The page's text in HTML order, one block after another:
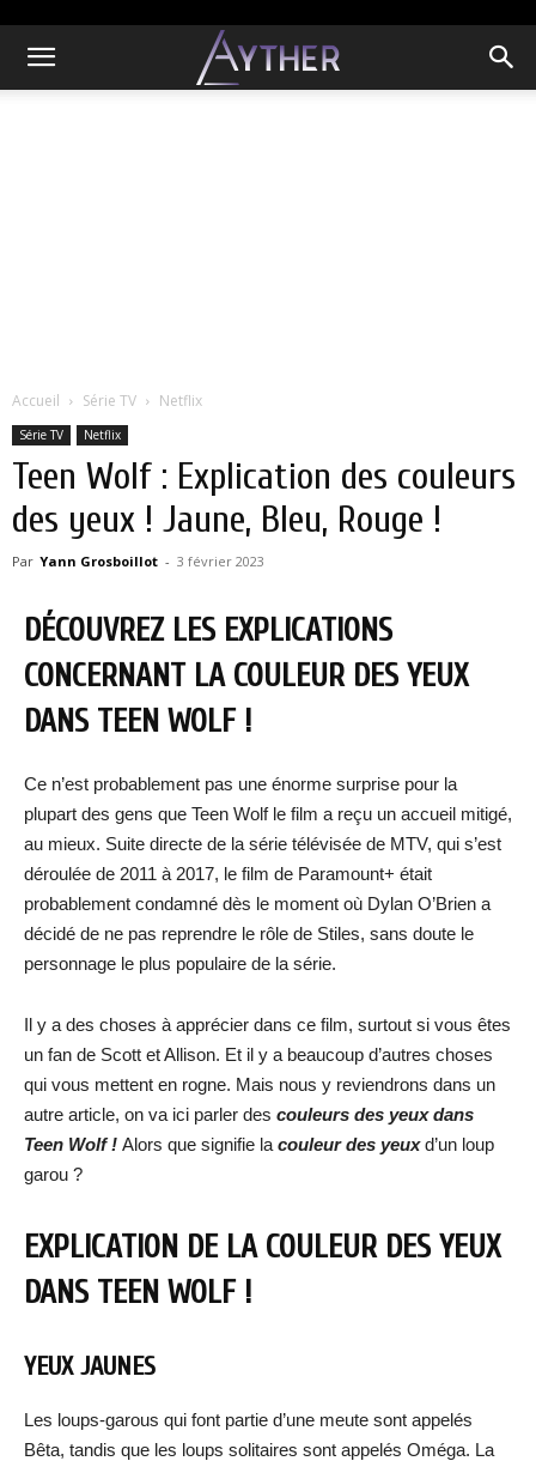
Accueil Série TV Netflix
Série TV Netflix
Teen Wolf : Explication des couleurs
des yeux ! Jaune, Bleu, Rouge !
Par Yann Grosboillot - 3 février 2023
DÉCOUVREZ LES EXPLICATIONS
CONCERNANT LA COULEUR DES YEUX
DANS TEEN WOLF !
Ce n’est probablement pas une énorme surprise pour la
plupart des gens que Teen Wolf le film a reçu un accueil mitigé,
au mieux. Suite directe de la série télévisée de MTV, qui s’est
déroulée de 2011 à 2017, le film de Paramount+ était
probablement condamné dès le moment où Dylan O’Brien a
décidé de ne pas reprendre le rôle de Stiles, sans doute le
personnage le plus populaire de la série.
Il y a des choses à apprécier dans ce film, surtout si vous êtes
un fan de Scott et Allison. Et il y a beaucoup d’autres choses
qui vous mettent en rogne. Mais nous y reviendrons dans un
autre article, on va ici parler des couleurs des yeux dans
Teen Wolf ! Alors que signifie la couleur des yeuxd’un loup
garou ?
EXPLICATION DE LA COULEUR DES YEUX
DANS TEEN WOLF !
YEUX JAUNES
Les loups-garous qui font partie d’une meute sont appelés
Bêta, tandis que les loups solitaires sont appelés Oméga. La